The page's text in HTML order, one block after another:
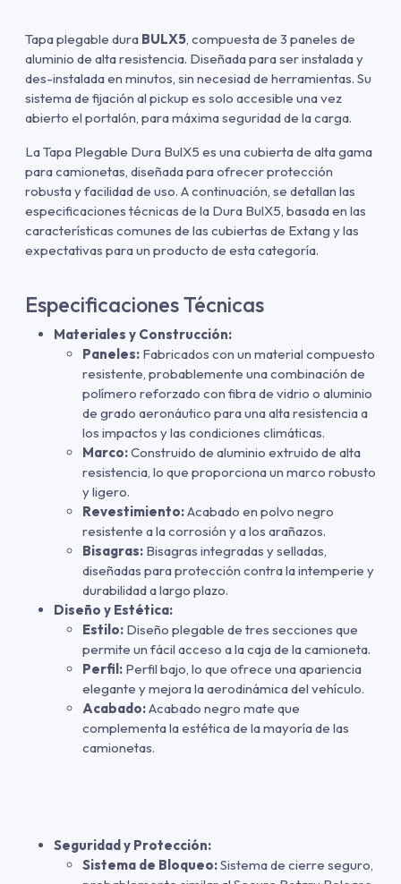
Tapa plegable dura BULX5, compuesta de 3 paneles de
aluminio de alta resistencia. Diseñada para ser instalada y
des-instalada en minutos, sin necesiad de herramientas. Su
sistema de fijación al pickup es solo accesible una vez
abierto el portalón, para máxima seguridad de la carga.
La Tapa Plegable Dura BulX5 es una cubierta de alta gama
para camionetas, diseñada para ofrecer protección
robusta y facilidad de uso. A continuación, se detallan las
especificaciones técnicas de la Dura BulX5, basada en las
características comunes de las cubiertas de Extang y las
expectativas para un producto de esta categoría.
Especificaciones Técnicas
Materiales y Construcción:
Paneles: Fabricados con un material compuesto
resistente, probablemente una combinación de
polímero reforzado con fibra de vidrio o aluminio
de grado aeronáutico para una alta resistencia a
los impactos y las condiciones climáticas.
Marco:Construido de aluminio extruido de alta
resistencia, lo que proporciona un marco robusto
y ligero.
Revestimiento:Acabado en polvo negro
resistente a la corrosión y a los arañazos.
Bisagras: Bisagras integradas y selladas,
diseñadas para protección contra la intemperie y
durabilidad a largo plazo.
Diseño y Estética:
Estilo: Diseño plegable de tres secciones que
permite un fácil acceso a la caja de la camioneta.
Perfil: Perfil bajo, lo que ofrece una apariencia
elegante y mejora la aerodinámica del vehículo.
Acabado:Acabado negro mate que
complementa la estética de la mayoría de las
camionetas.
Seguridad y Protección:
Sistema de Bloqueo:Sistema de cierre seguro,